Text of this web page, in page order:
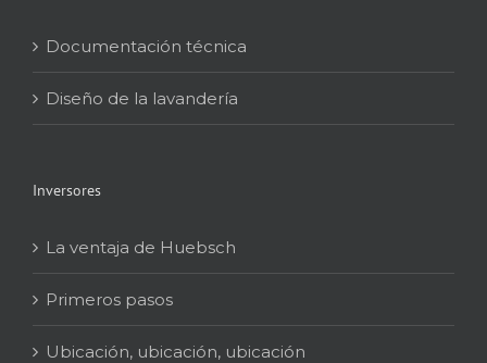
Documentación técnica
Diseño de la lavandería
Inversores
La ventaja de Huebsch
Primeros pasos
Ubicación, ubicación, ubicación